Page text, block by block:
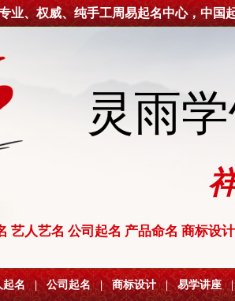
、权威、纯手工周易起名中心，中国
灵雨
艺人艺名 公司起名 产品命名 商标设计
起名 | 公司起名 | 商标设计 | 易学讲座 |